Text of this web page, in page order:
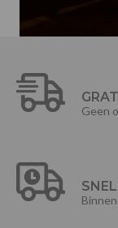
Geen